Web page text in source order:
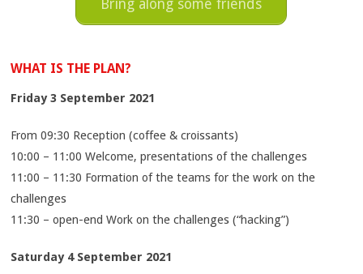
Bring along some friends
WHAT IS THE PLAN?
Friday 3 September 2021
From 09:30 Reception (coffee & croissants)
10:00 – 11:00 Welcome, presentations of the challenges
11:00 – 11:30 Formation of the teams for the work on the
challenges
11:30 – open-end Work on the challenges (“hacking”)
Saturday 4 September 2021